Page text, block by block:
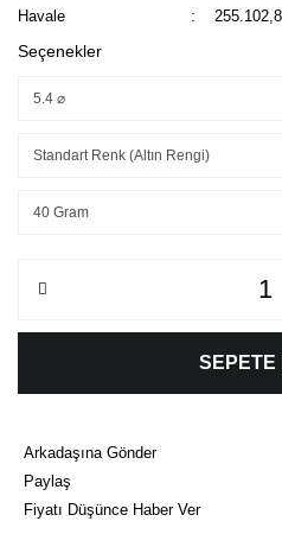
Havale
Seçenekler
SEPETE
Arkadaşına Gönder
Paylaş
Fiyatı Düşünce Haber Ver